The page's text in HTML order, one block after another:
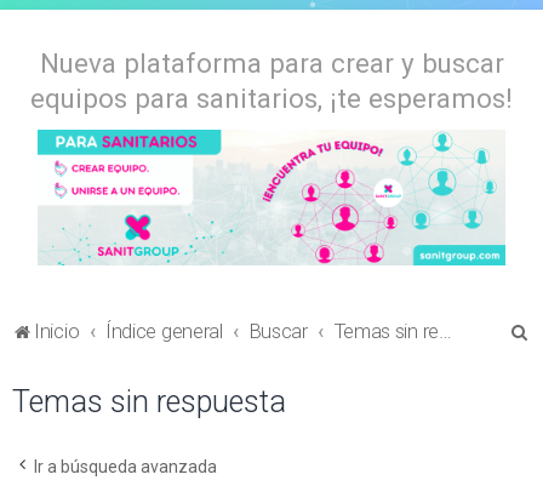
Nueva plataforma para crear y buscar
equipos para sanitarios, ¡te esperamos!
Inicio Índice general Buscar Temas sin respuesta
Temas sin respuesta
Ir a búsqueda avanzada